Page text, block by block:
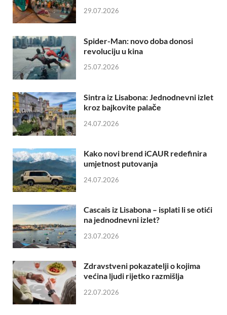
29.07.2026
Spider-Man: novo doba donosi
revoluciju u kina
25.07.2026
Sintra iz Lisabona: Jednodnevni izlet
kroz bajkovite palače
24.07.2026
Kako novi brend iCAUR redefinira
umjetnost putovanja
24.07.2026
Cascais iz Lisabona – isplati li se otići
na jednodnevni izlet?
23.07.2026
Zdravstveni pokazatelji o kojima
većina ljudi rijetko razmišlja
22.07.2026